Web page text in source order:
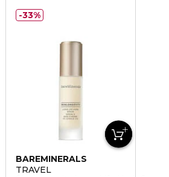
BAREMINERALS
TRAVEL
33%